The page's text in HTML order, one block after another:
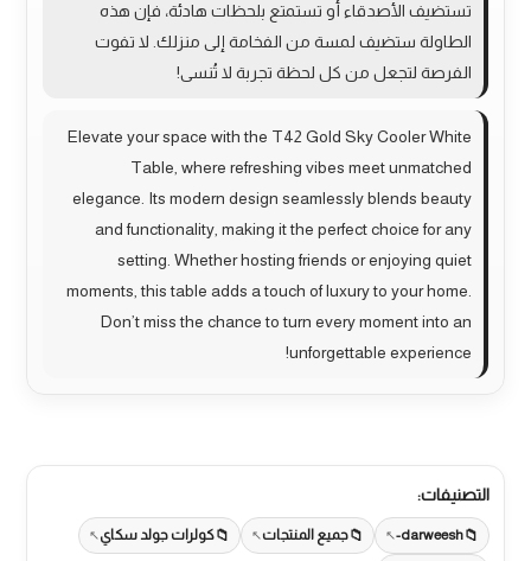
تستضيف الأصدقاء أو تستمتع بلحظات هادئة، فإن هذه
الطاولة ستضيف لمسة من الفخامة إلى منزلك. لا تفوت
الفرصة لتجعل من كل لحظة تجربة لا تُنسى!
Elevate your space with the T42 Gold Sky Cooler White
Table, where refreshing vibes meet unmatched
elegance. Its modern design seamlessly blends beauty
and functionality, making it the perfect choice for any
setting. Whether hosting friends or enjoying quiet
moments, this table adds a touch of luxury to your home.
Don’t miss the chance to turn every moment into an
unforgettable experience!
التصنيفات:
darweesh- جميع المنتجات كولرات جولد سكاي